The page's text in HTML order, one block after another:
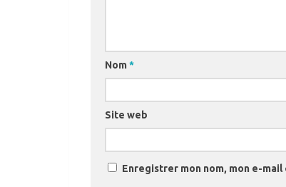
Nom *
Site web
Enregistrer mon nom, mon e-